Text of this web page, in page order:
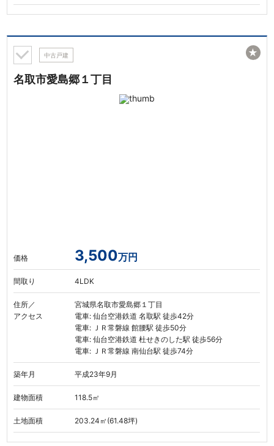
中古戸建
名取市愛島郷１丁目
価格 3,500万円
間取り 4LDK
住所／
アクセス
宮城県名取市愛島郷１丁目
電車: 仙台空港鉄道 名取駅 徒歩42分
電車: ＪＲ常磐線 館腰駅 徒歩50分
電車: 仙台空港鉄道 杜せきのした駅 徒歩56分
電車: ＪＲ常磐線 南仙台駅 徒歩74分
築年月 平成23年9月
建物面積 118.5㎡
土地面積 203.24㎡(61.48坪)
★